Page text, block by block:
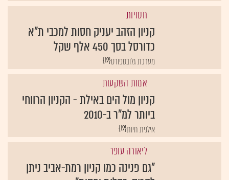
חסויות
קניון הזהב יעניק חסות למכבי ת"א
כדורסל בסך 450 אלף שקל
{19}מערכת גלובספורט
אמות השקעות
קניון מול הים באילת - הקניון הרווחי
ביותר למ"ר ב-2010
{19}אילנית חיות
ליאורה עופר
"גם פנינה כמו קניון רמת-אביב ניתן